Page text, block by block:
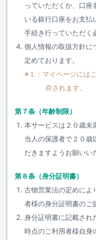
っていただくか、口座
いる銀行口座をお支払
手続き行っていただく
個人情報の取扱方針に
定めております。
※１：マイページには
存されます。
第７条（年齢制限）
本サービスは２０歳未
当人の保護者で２０歳
だきますようお願いい
第８条（身分証明書）
古物営業法の定めによ
者様の身分証明書のご
身分証明書に記載され
時点のご利用者様自身